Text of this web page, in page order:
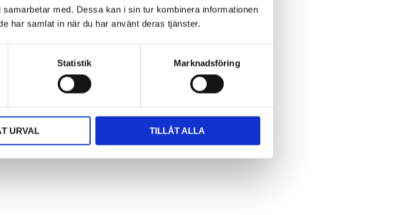
med. Dessa kan i sin tur kombinera informationen
har samlat in när du har använt deras tjänster.
Statistik Marknadsföring
URVAL TILLÅT ALLA